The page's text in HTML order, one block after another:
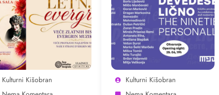
Kulturni Kišobran Kulturni Kišobran